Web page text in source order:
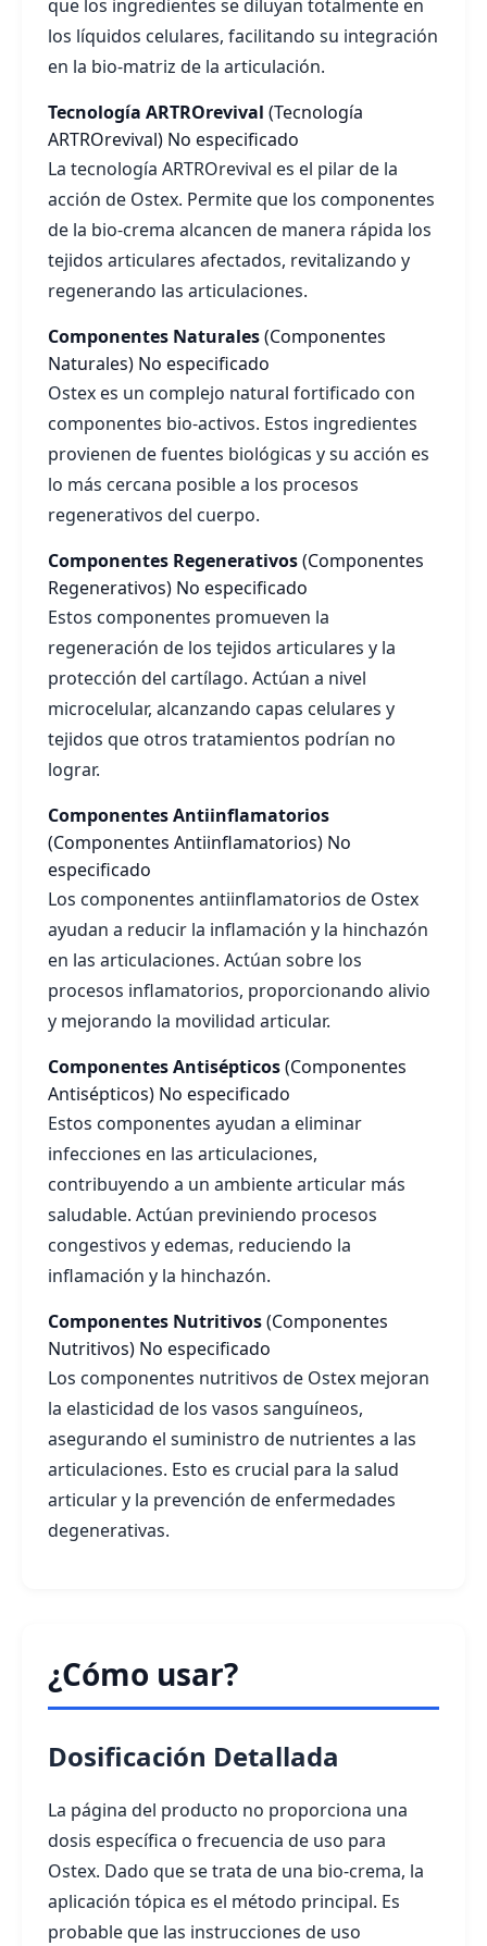
que los ingredientes se diluyan totalmente en
los líquidos celulares, facilitando su integración
en la bio-matriz de la articulación.
Tecnología ARTROrevival (Tecnología
ARTROrevival) No especificado
La tecnología ARTROrevival es el pilar de la
acción de Ostex. Permite que los componentes
de la bio-crema alcancen de manera rápida los
tejidos articulares afectados, revitalizando y
regenerando las articulaciones.
Componentes Naturales(Componentes
Naturales) No especificado
Ostex es un complejo natural fortificado con
componentes bio-activos. Estos ingredientes
provienen de fuentes biológicas y su acción es
lo más cercana posible a los procesos
regenerativos del cuerpo.
Componentes Regenerativos(Componentes
Regenerativos) No especificado
Estos componentes promueven la
regeneración de los tejidos articulares y la
protección del cartílago. Actúan a nivel
microcelular, alcanzando capas celulares y
tejidos que otros tratamientos podrían no
lograr.
Componentes Antiinflamatorios
(Componentes Antiinflamatorios) No
especificado
Los componentes antiinflamatorios de Ostex
ayudan a reducir la inflamación y la hinchazón
en las articulaciones. Actúan sobre los
procesos inflamatorios, proporcionando alivio
y mejorando la movilidad articular.
Componentes Antisépticos(Componentes
Antisépticos) No especificado
Estos componentes ayudan a eliminar
infecciones en las articulaciones,
contribuyendo a un ambiente articular más
saludable. Actúan previniendo procesos
congestivos y edemas, reduciendo la
inflamación y la hinchazón.
Componentes Nutritivos(Componentes
Nutritivos) No especificado
Los componentes nutritivos de Ostex mejoran
la elasticidad de los vasos sanguíneos,
asegurando el suministro de nutrientes a las
articulaciones. Esto es crucial para la salud
articular y la prevención de enfermedades
degenerativas.
¿Cómo usar?
Dosificación Detallada
La página del producto no proporciona una
dosis específica o frecuencia de uso para
Ostex. Dado que se trata de una bio-crema, la
aplicación tópica es el método principal. Es
probable que las instrucciones de uso